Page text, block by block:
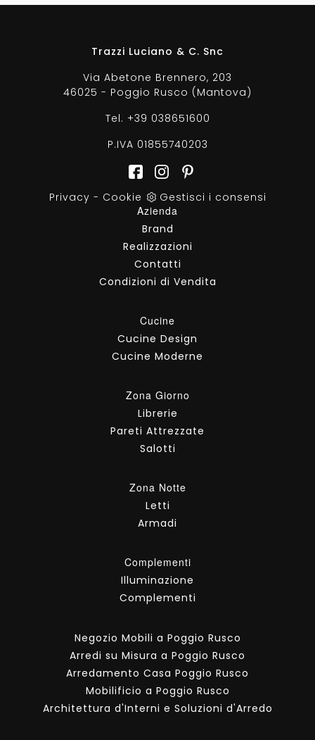
Trazzi Luciano & C. Snc
Via Abetone Brennero, 203
46025 - Poggio Rusco (Mantova)
Tel. +39 038651600
P.IVA 01855740203
Privacy - Cookie
Gestisci i consensi
Azienda
Brand
Realizzazioni
Contatti
Condizioni di Vendita
Cucine
Cucine Design
Cucine Moderne
Zona Giorno
Librerie
Pareti Attrezzate
Salotti
Zona Notte
Letti
Armadi
Complementi
Illuminazione
Complementi
Negozio Mobili a Poggio Rusco
Arredi su Misura a Poggio Rusco
Arredamento Casa Poggio Rusco
Mobilificio a Poggio Rusco
Architettura d'Interni e Soluzioni d'Arredo